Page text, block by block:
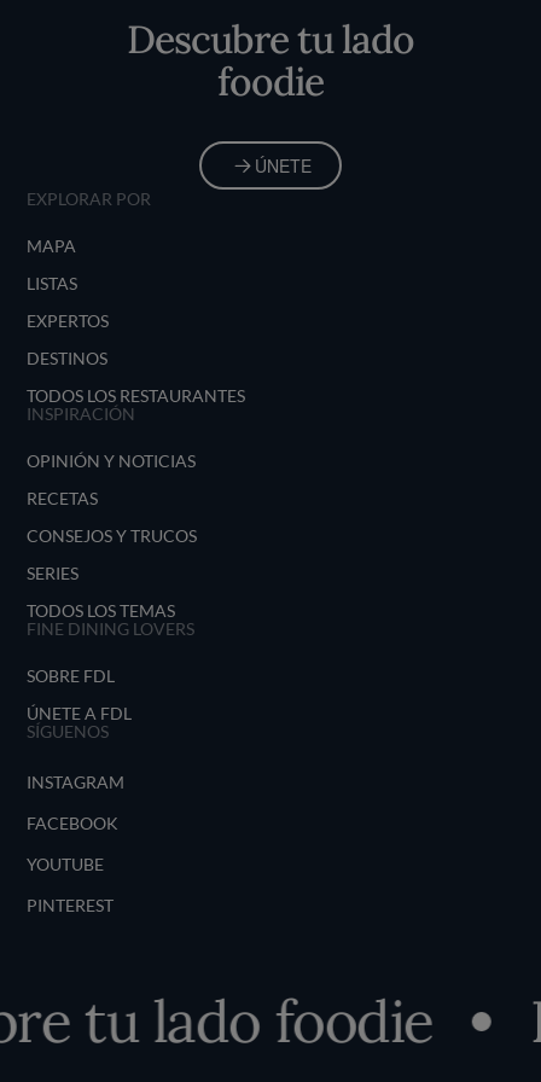
Descubre tu lado
foodie
ÚNETE
EXPLORAR POR
MAPA
LISTAS
EXPERTOS
DESTINOS
TODOS LOS RESTAURANTES
INSPIRACIÓN
OPINIÓN Y NOTICIAS
RECETAS
CONSEJOS Y TRUCOS
SERIES
TODOS LOS TEMAS
FINE DINING LOVERS
SOBRE FDL
ÚNETE A FDL
SÍGUENOS
INSTAGRAM
FACEBOOK
YOUTUBE
PINTEREST
tu lado foodie